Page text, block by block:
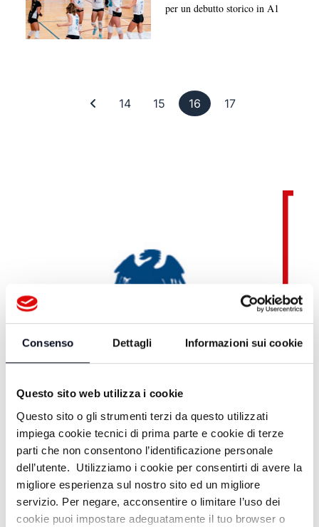
Consenso Dettagli Informazioni sui cookie
Questo sito web utilizza i cookie
Questo sito o gli strumenti terzi da questo utilizzati
impiega cookie tecnici di prima parte e cookie di terze
parti che non consentono l’identificazione personale
dell’utente. Utilizziamo i cookie per consentirti di avere la
migliore esperienza sul nostro sito ed un migliore
servizio. Per negare, acconsentire o limitare l’uso dei
cookie puoi impostare adeguatamente il tuo browser o
per un debutto storico in A1
Prima pagina
14Pagina 14
15Pagina 15
16 Pagina 16
17Pagina 17
Teleromagna OnDemand